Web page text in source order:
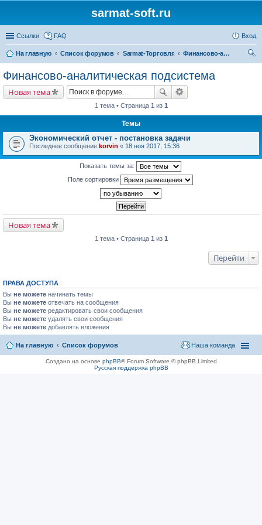
sarmat-soft.ru
Ссылки FAQ Вход
На главную Список форумов Sarmat-Торговля
Финансово-аналитическая подсистема
Финансово-аналитическая подсистема
Новая тема
1 тема • Страница 1 из 1
Темы
Экономический отчет - постановка задачи
Последнее сообщение korvin « 18 ноя 2017, 15:36
Показать темы за:
Поле сортировки
Новая тема
1 тема • Страница 1 из 1
Перейти
ПРАВА ДОСТУПА
Вы не можете начинать темы
Вы не можете отвечать на сообщения
Вы не можете редактировать свои сообщения
Вы не можете удалять свои сообщения
Вы не можете добавлять вложения
На главную Список форумов Наша команда
Создано на основе phpBB® Forum Software © phpBB Limited
Русская поддержка phpBB